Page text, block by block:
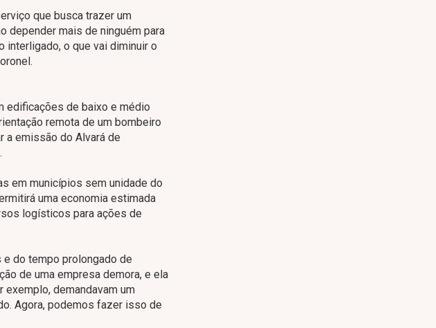
que busca trazer um
depender mais de ninguém para
interligado, o que vai diminuir o
edificações de baixo e médio
remota de um bombeiro
a emissão do Alvará de
em municípios sem unidade do
uma economia estimada
logísticos para ações de
do tempo prolongado de
de uma empresa demora, e ela
exemplo, demandavam um
Agora, podemos fazer isso de